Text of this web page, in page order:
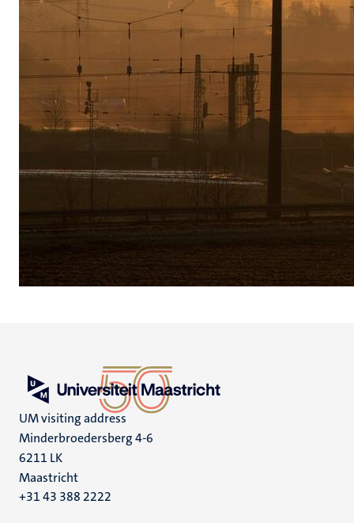
UM visiting address
Minderbroedersberg 4-6
6211 LK
Maastricht
+31 43 388 2222